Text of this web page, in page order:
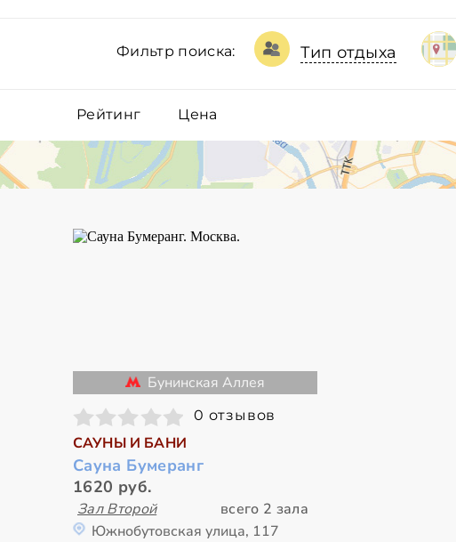
Фильтр поиска: Тип отдыха
Рейтинг Цена
Бунинская Аллея
0 отзывов
САУНЫ И БАНИ
Сауна Бумеранг
1620 руб.
Зал Второй
всего 2 зала
Южнобутовская улица, 117